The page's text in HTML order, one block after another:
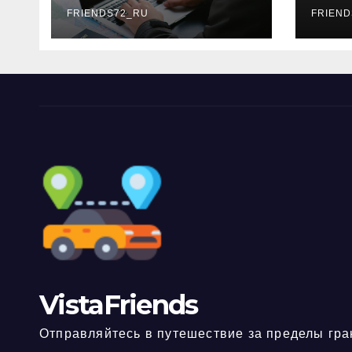
FRIENDS72_RU
VistaFriends
Отправляйтесь в путешествие за пределы